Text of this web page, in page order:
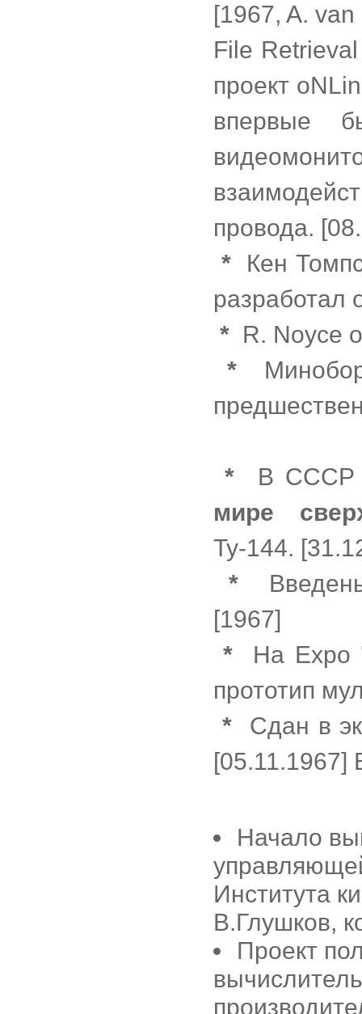
[1967, A.
File
проект
впервые
провода.
*Кен
разработал
* R. Noyce
*
* В СССР
мире
Ту-144.
*
[1967]
* На Expo
прототип
*Сдан в
Начало
Института
В.Глушков,
Проект